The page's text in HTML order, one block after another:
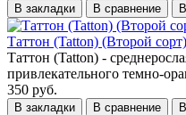
В закладки В сравнение
Таттон (Tatton) (Второй сорт)
Таттон (Tatton) -
привлекательного темно-
350 руб.
В закладки В сравнение